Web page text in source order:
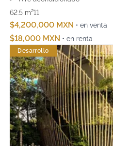
62.5 m²11
$4,200,000 MXN • en venta
$18,000 MXN • en renta
Desarrollo